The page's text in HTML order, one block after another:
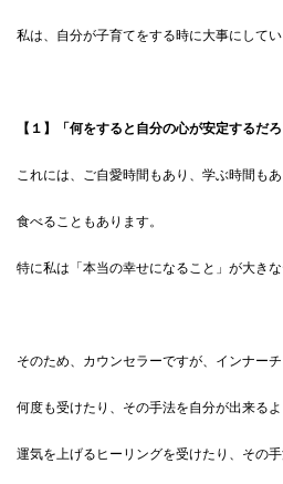
私は、自分が子育てをする時に大事にしてい
【１】「何をすると自分の心が安定するだろ
これには、ご自愛時間もあり、学ぶ時間も
食べることもあります。
特に私は「本当の幸せになること」が大きな
そのため、カウンセラーですが、インナー
何度も受けたり、その手法を自分が出来るよ
運気を上げるヒーリングを受けたり、その